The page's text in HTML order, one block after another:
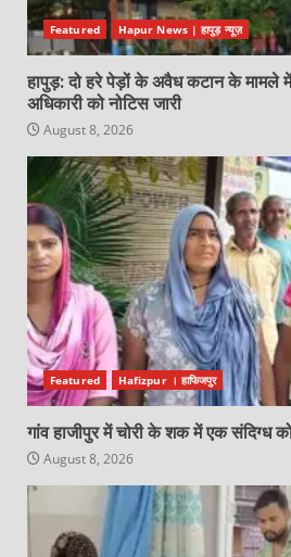
Featured Hapur News | हापुड़ न्यूज़
हापुड़: दो हरे पेड़ों के अवैध कटान के मामले
अधिकारी को नोटिस जारी
August 8, 2026
Featured Hafizpur । हाफिजपुर
गांव हाजीपुर में चोरी के शक में एक संदिग्ध
August 8, 2026